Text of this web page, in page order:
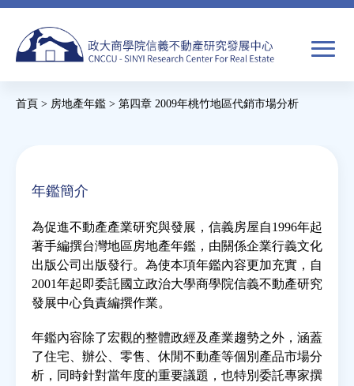
Jump
navigation
表
搜
焦點新聞
教育推廣
房市分析
研究獎勵
這
首頁 > 房地產年鑑 > 第四章 2009年桃竹地區代銷市場分析
年鑑簡介
為促進不動產產業研究與發展，信義房屋自1996年起
著手編撰台灣地區房地產年鑑，由關係企業行義文化
出版公司出版發行。為使本項年鑑內容更加充實，自
2001年起即委託國立政治大學商學院信義不動產研究
發展中心負責編撰作業。
年鑑內容除了宏觀的整體政經及產業趨勢之外，涵蓋
了住宅、辦公、零售、休閒不動產等個別產品市場分
析，同時針對當年度的重要議題，也特別委託專家撰